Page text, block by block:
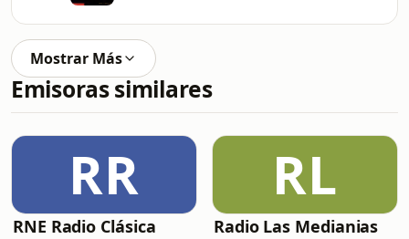
Mostrar Más
Emisoras similares
RR
RNE Radio Clásica
RL
Radio Las Medianias